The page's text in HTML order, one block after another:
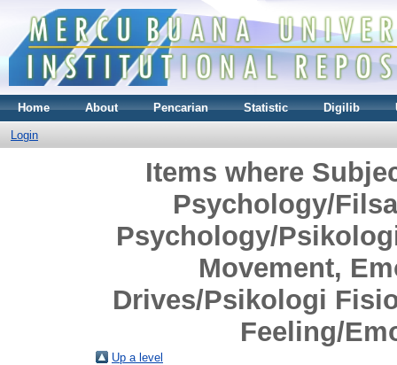
Home About Pencarian Statistic Digilib
Login
Items where
Psychology/
Psychology/
Movement,
Drives/Psikologi
Feeling/
Up a level